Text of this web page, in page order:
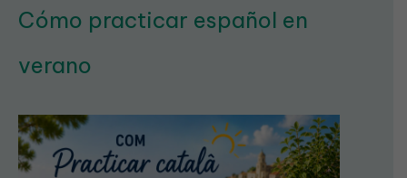
Cómo practicar español en
verano